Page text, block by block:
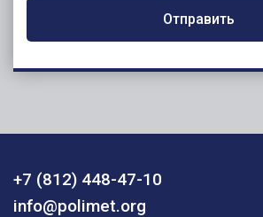
Отправить
+7 (812) 448-47-10
info@polimet.org